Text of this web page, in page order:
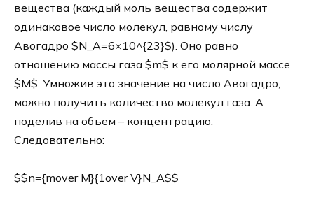
вещества (каждый моль вещества содержит
одинаковое число молекул, равному числу
Авогадро $N_A=6×10^{23}$). Оно равно
отношению массы газа $m$ к его молярной массе
$М$. Умножив это значение на число Авогадро,
можно получить количество молекул газа. А
поделив на объем – концентрацию.
Следовательно:
$$n={mover M}{1over V}N_A$$